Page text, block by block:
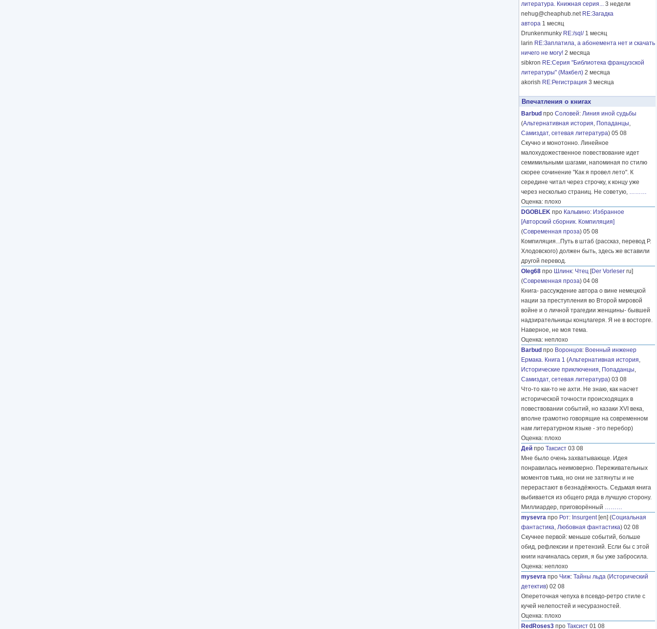
литература. Книжная серия... 3 недели
nehug@cheaphub.net RE:Загадка
автора 1 месяц
Drunkenmunky RE:/sql/ 1 месяц
larin RE:Заплатила, а абонемента нет и скачать
ничего не могу! 2 месяца
sibkron RE:Серия "Библиотека французской
литературы" (Макбел) 2 месяца
akorish RE:Регистрация 3 месяца
Впечатления о книгах
Barbud про Соловей: Линия иной судьбы
(Альтернативная история, Попаданцы,
Самиздат, сетевая литература) 05 08
Скучно и монотонно. Линейное
малохудожественное повествование идет
семимильными шагами, напоминая по стилю
скорее сочинение "Как я провел лето". К
середине читал через строчку, к концу уже
через несколько страниц. Не советую, ………
Оценка: плохо
DGOBLEK про Кальвино: Избранное
[Авторский сборник. Компиляция]
(Современная проза) 05 08
Компиляция...Путь в штаб (рассказ, перевод Р.
Хлодовского) должен быть, здесь же вставили
другой перевод.
Oleg68 про Шлинк: Чтец [Der Vorleser ru]
(Современная проза) 04 08
Книга- рассуждение автора о вине немецкой
нации за преступления во Второй мировой
войне и о личной трагедии женщины- бывшей
надзирательницы концлагеря. Я не в восторге.
Наверное, не моя тема.
Оценка: неплохо
Barbud про Воронцов: Военный инженер
Ермака. Книга 1 (Альтернативная история,
Исторические приключения, Попаданцы,
Самиздат, сетевая литература) 03 08
Что-то как-то не ахти. Не знаю, как насчет
исторической точности происходящих в
повествовании событий, но казаки XVI века,
вполне грамотно говорящие на современном
нам литературном языке - это перебор)
Оценка: плохо
Дей про Таксист 03 08
Мне было очень захватывающе. Идея
понравилась неимоверно. Переживательных
моментов тьма, но они не затянуты и не
перерастают в безнадёжность. Седьмая книга
выбивается из общего ряда в лучшую сторону.
Миллиардер, приговорённый ………
mysevra про Рот: Insurgent[en] (Социальная
фантастика, Любовная фантастика) 02 08
Скучнее первой: меньше событий, больше
обид, рефлексии и претензий. Если бы с этой
книги начиналась серия, я бы уже забросила.
Оценка: неплохо
mysevra про Чиж: Тайны льда (Исторический
детектив) 02 08
Опереточная чепуха в псевдо-ретро стиле с
кучей нелепостей и несуразностей.
Оценка: плохо
RedRoses3 про Таксист 01 08